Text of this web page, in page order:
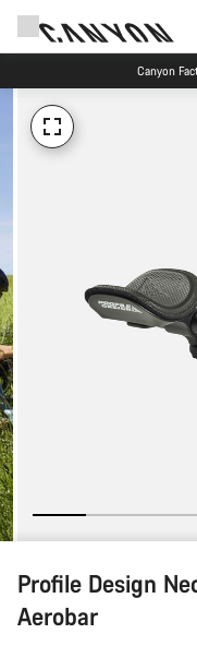
Canyon
Profile Design
Aerobar